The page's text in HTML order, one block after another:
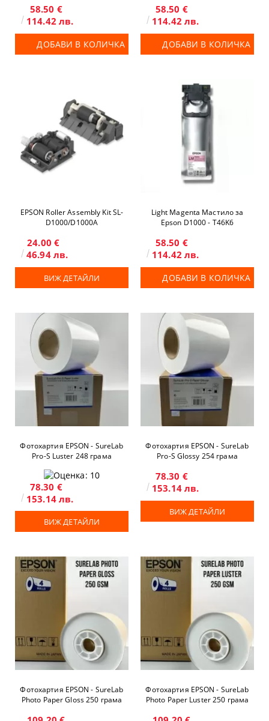
58.50 €
114.42 лв.
ДОБАВИ В КОЛИЧКА
58.50 €
114.42 лв.
ДОБАВИ В КОЛИЧКА
EPSON Roller Assembly Kit SL-
D1000/D1000A
24.00 €
46.94 лв.
ВИЖ ДЕТАЙЛИ
Light Magenta Мастило за
Epson D1000 - T46K6
58.50 €
114.42 лв.
ДОБАВИ В КОЛИЧКА
Фотохартия EPSON - SureLab
Pro-S Luster 248 грама
78.30 €
153.14 лв.
ВИЖ ДЕТАЙЛИ
Фотохартия EPSON - SureLab
Pro-S Glossy 254 грама
78.30 €
153.14 лв.
ВИЖ ДЕТАЙЛИ
Фотохартия EPSON - SureLab
Photo Paper Gloss 250 грама
Фотохартия EPSON - SureLab
Photo Paper Luster 250 грама